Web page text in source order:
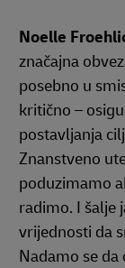
Noelle
značajna
posebno u
kritično –
postavljanja
Znanstveno
poduzimamo
radimo. I šalje
vrijednosti da
Nadamo se